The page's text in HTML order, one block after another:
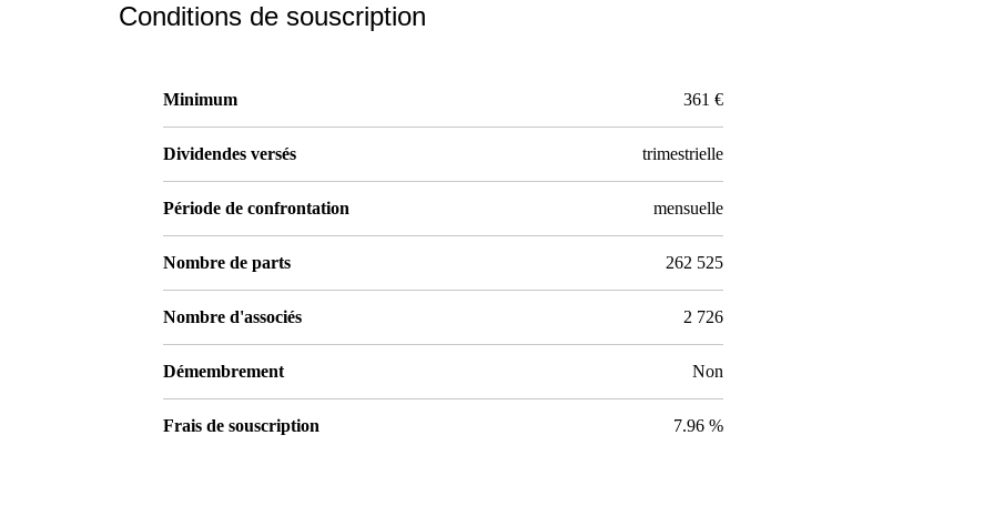
Conditions de souscription
Minimum 361 €
Dividendes versés trimestrielle
Période de confrontation mensuelle
Nombre de parts 262 525
Nombre d'associés 2 726
Démembrement Non
Frais de souscription 7.96 %